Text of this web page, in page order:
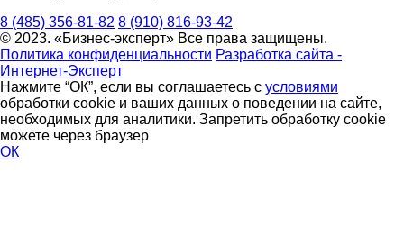
8 (485) 356-81-82 8 (910) 816-93-42
© 2023. «Бизнес-эксперт» Все права защищены.
Политика конфиденциальности Разработка сайта -
Интернет-Эксперт
Нажмите “ОК”, если вы соглашаетесь с условиями
обработки cookie и ваших данных о поведении на сайте,
необходимых для аналитики. Запретить обработку cookie
можете через браузер
ОК